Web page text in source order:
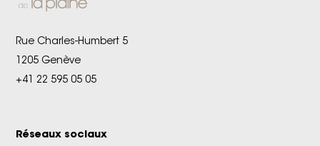
Rue Charles-Humbert 5
1205 Genève
+41 22 595 05 05
Réseaux sociaux